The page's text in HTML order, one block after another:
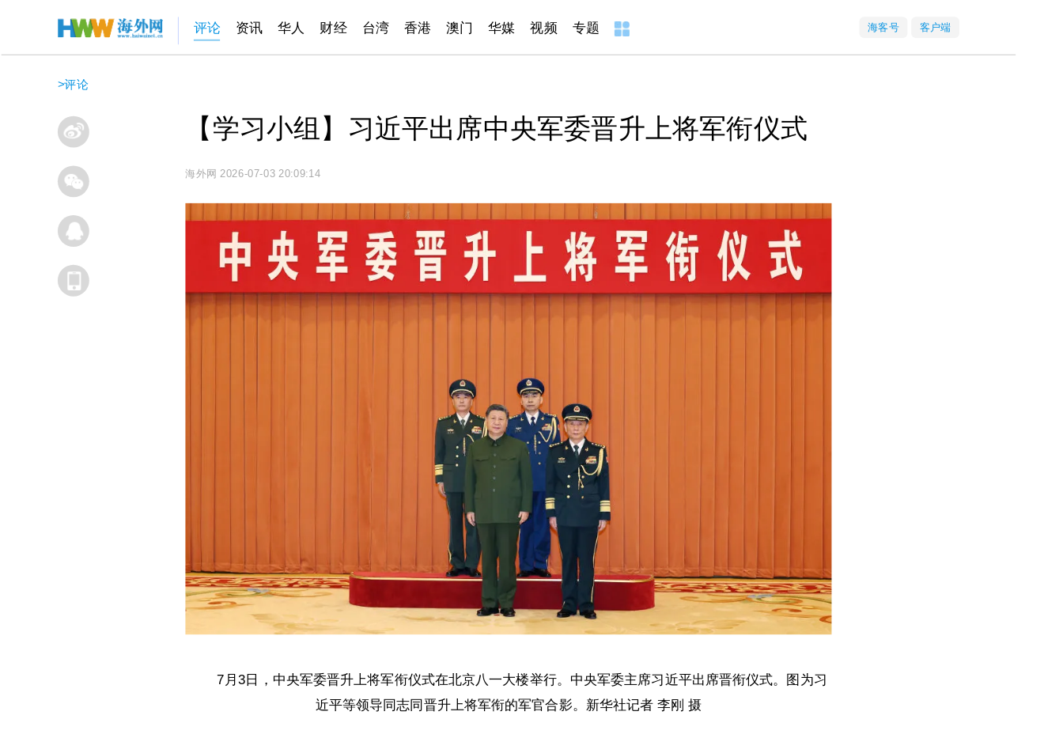
评论 资讯 华人 财经 台湾 香港 澳门 华媒 视频 专题 海客号 客户端
>评论
【学习小组】习近平出席中央军委晋升上将军衔仪式
海外网 2026-07-03 20:09:14
7月3日，中央军委晋升上将军衔仪式在北京八一大楼举行。中央军委主席习近平出席晋衔仪式。图为习
近平等领导同志同晋升上将军衔的军官合影。新华社记者 李刚 摄